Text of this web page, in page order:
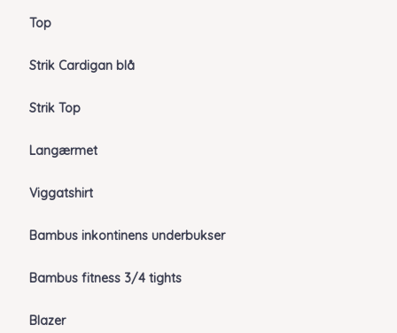
Top
Strik Cardigan blå
Strik Top
Langærmet
Viggatshirt
Bambus inkontinens underbukser
Bambus fitness 3/4 tights
Blazer